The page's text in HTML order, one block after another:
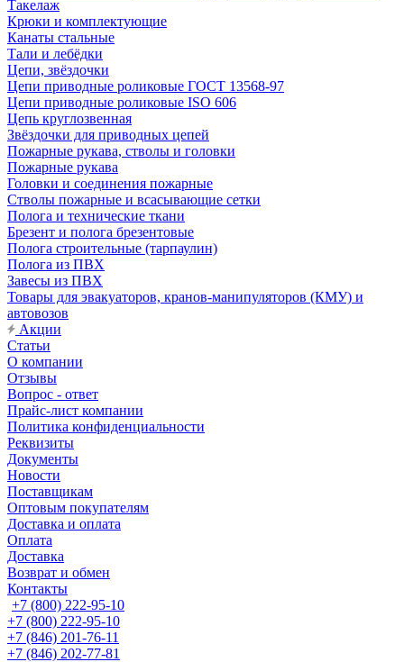
Такелаж
Крюки и комплектующие
Канаты стальные
Тали и лебёдки
Цепи, звёздочки
Цепи приводные роликовые ГОСТ 13568-97
Цепи приводные роликовые ISO 606
Цепь круглозвенная
Звёздочки для приводных цепей
Пожарные рукава, стволы и головки
Пожарные рукава
Головки и соединения пожарные
Стволы пожарные и всасывающие сетки
Полога и технические ткани
Брезент и полога брезентовые
Полога строительные (тарпаулин)
Полога из ПВХ
Завесы из ПВХ
Товары для эвакуаторов, кранов-манипуляторов (КМУ) и
автовозов
Акции
Статьи
О компании
Отзывы
Вопрос - ответ
Прайс-лист компании
Политика конфиденциальности
Реквизиты
Документы
Новости
Поставщикам
Оптовым покупателям
Доставка и оплата
Оплата
Доставка
Возврат и обмен
Контакты
+7 (800) 222-95-10
+7 (800) 222-95-10
+7 (846) 201-76-11
+7 (846) 202-77-81